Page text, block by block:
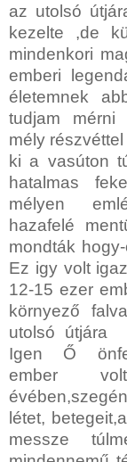
az utolsó
kezelte ,de
mindenkori
emberi
életemnek
tudjam mérni
mély
ki a vasúton
hatalmas
mélyen
hazafelé
mondták
Ez igy volt
12-15 ezer
környező
utolsó útjára
Igen Ő
ember
létet,
messze